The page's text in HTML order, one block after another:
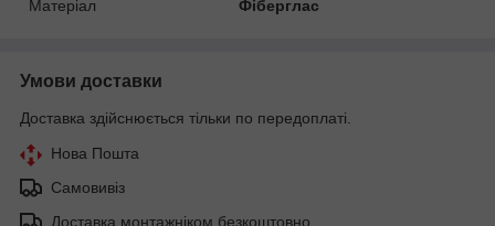
Матеріал
Фіберглас
Умови доставки
Доставка здійснюється тільки по передоплаті.
Нова Пошта
Самовивіз
Доставка монтажніком безкоштовно